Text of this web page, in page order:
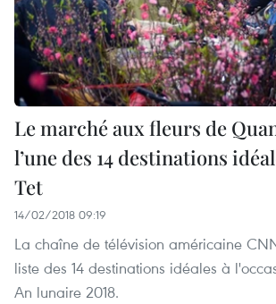
Le marché aux fleurs de
l’une des 14 destinations
Tet
14/02/2018 09:19
La chaîne de télévision américaine
liste des 14 destinations idéales à
An lunaire 2018.